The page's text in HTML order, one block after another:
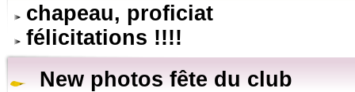
chapeau, proficiat
félicitations !!!!
New photos fête du club